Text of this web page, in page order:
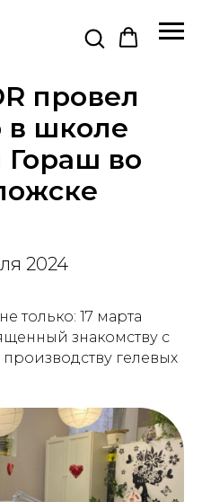
провел
в школе
Гораш во
2024
только: 17 марта
знакомству с
гелевых